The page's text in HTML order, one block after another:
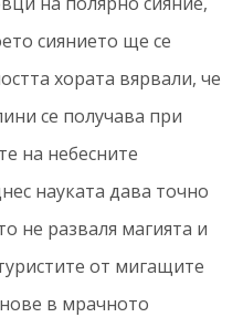
сиянието ще се
хората вярвали, че
се получава при
на небесните
науката дава точно
не разваля магията и
от мигащите
в мрачното